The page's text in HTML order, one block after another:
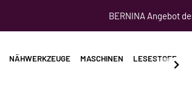
BERNINA Angebot
NÄHWERKZEUGE MASCHINEN LESESTOFF